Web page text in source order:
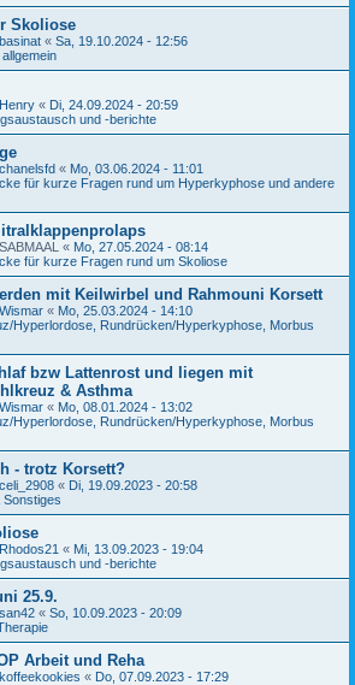
Skoliose
basinat « Sa, 19.10.2024 - 12:56
Henry « Di, 24.09.2024 - 20:59
und -berichte
chanelsfd « Mo, 03.06.2024 - 11:01
für kurze Fragen rund um Hyperkyphose und andere
SABMAAL « Mo, 27.05.2024 - 08:14
für kurze Fragen rund um Skoliose
mit Keilwirbel und Rahmouni Korsett
Wismar « Mo, 25.03.2024 - 14:10
Hyperlordose, Rundrücken/Hyperkyphose, Morbus
bzw Lattenrost und liegen mit
& Asthma
Wismar « Mo, 08.01.2024 - 13:02
Hyperlordose, Rundrücken/Hyperkyphose, Morbus
- trotz Korsett?
celi_2908 « Di, 19.09.2023 - 20:58
Rhodos21 « Mi, 13.09.2023 - 19:04
und -berichte
25.9.
san42 « So, 10.09.2023 - 20:09
Arbeit und Reha
koffeekookies « Do, 07.09.2023 - 17:29